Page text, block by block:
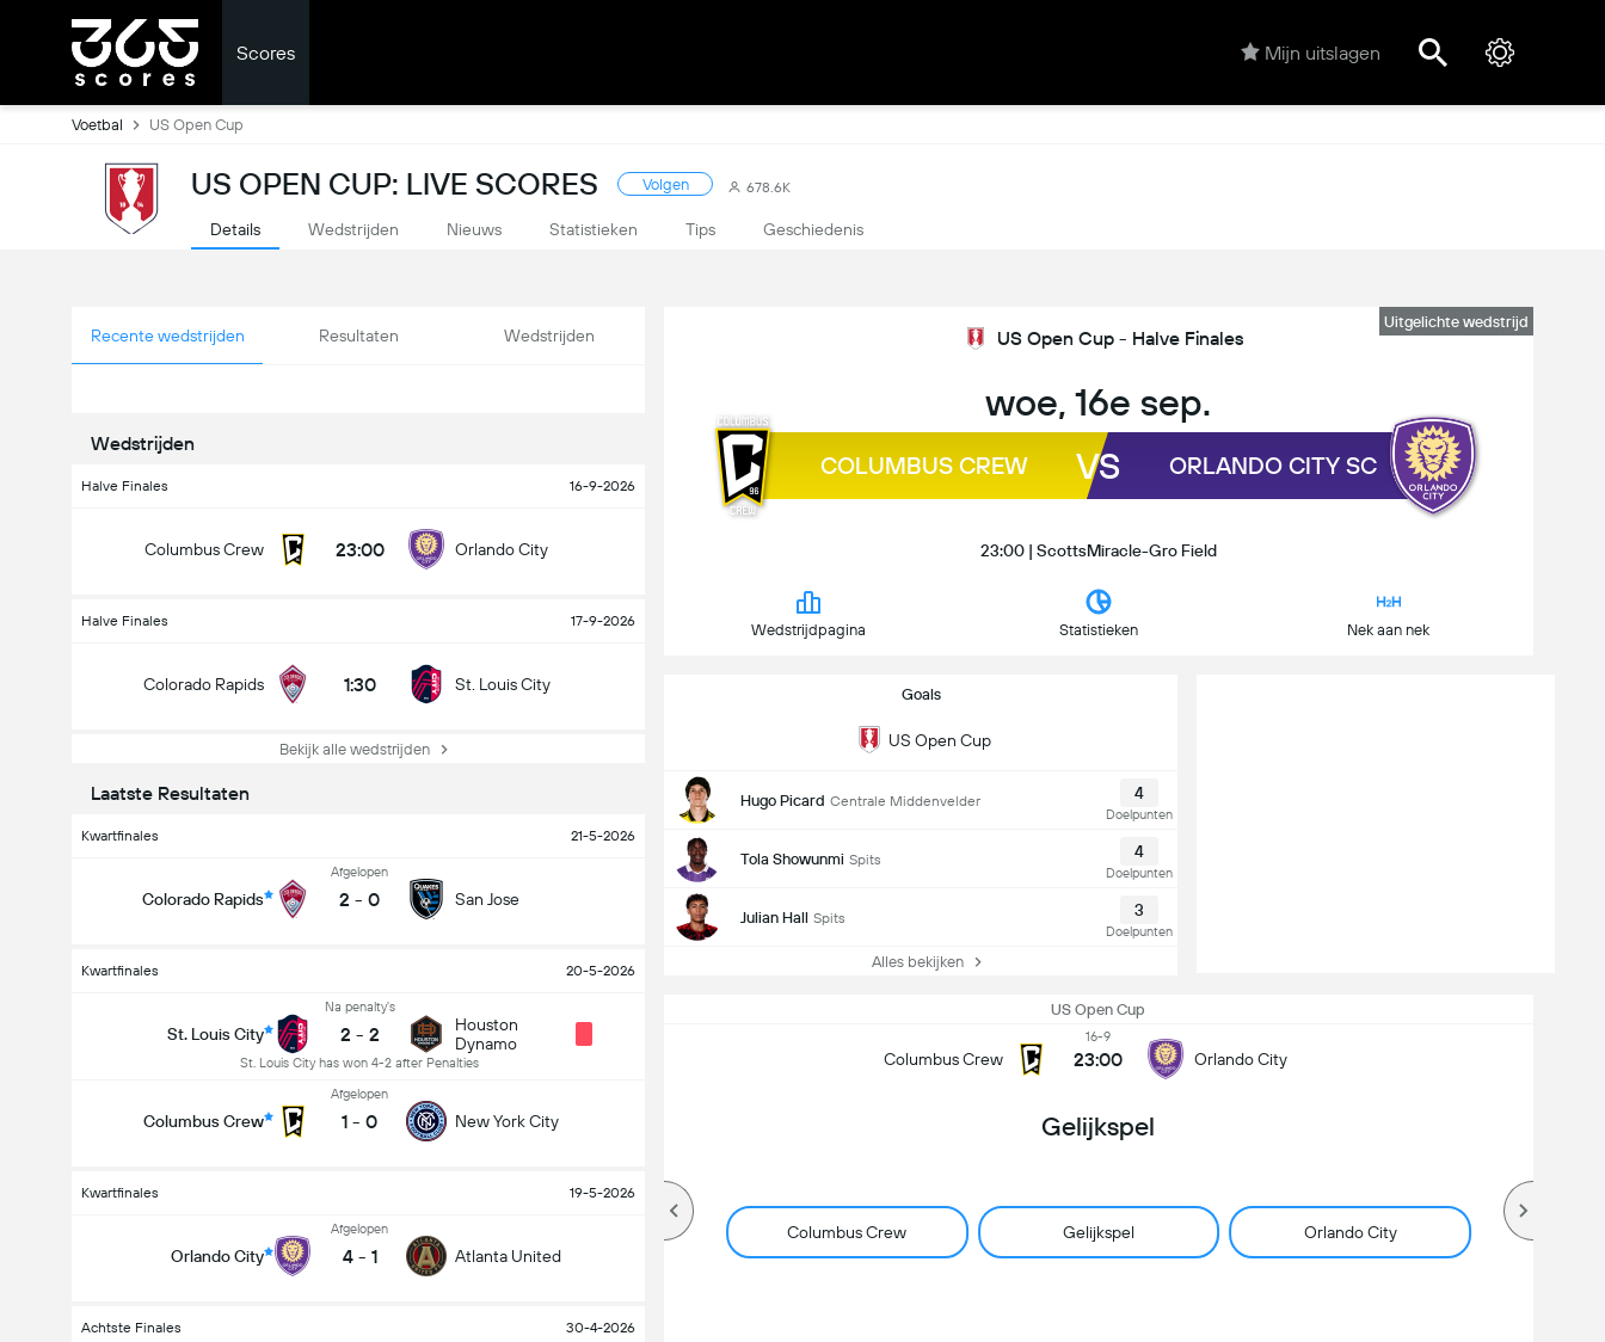
Scores Mijn uitslagen
Voetbal US Open Cup
US OPEN CUP: LIVE SCORES Volgen 678.6K
Details Wedstrijden Nieuws Statistieken Tips Geschiedenis
Recente wedstrijden Resultaten Wedstrijden
Wedstrijden
Halve Finales 16-9-2026
Columbus Crew 23:00 Orlando City
Halve Finales 17-9-2026
Colorado Rapids 1:30 St. Louis City
Bekijk alle wedstrijden
Laatste Resultaten
Kwartfinales 21-5-2026
Colorado Rapids
Afgelopen
2 - 0 San Jose
Kwartfinales 20-5-2026
St. Louis City
Na penalty's
2 - 2
St. Louis City has won 4-2 after Penalties
Houston
Dynamo
Columbus Crew
Afgelopen
1 - 0 New York City
Kwartfinales 19-5-2026
Orlando City
Afgelopen
4 - 1 Atlanta United
Achtste Finales 30-4-2026
Uitgelichte wedstrijd
US Open Cup - Halve Finales
woe, 16e sep.
COLUMBUS CREW VS ORLANDO CITY SC
23:00 | ScottsMiracle-Gro Field
Wedstrijdpagina Statistieken Nek aan nek
Goals
US Open Cup
Hugo Picard Centrale Middenvelder 4
Doelpunten
Tola Showunmi Spits 4
Doelpunten
Julian Hall Spits 3
Doelpunten
Alles bekijken
US Open Cup
Columbus Crew
16-9
23:00 Orlando City
Gelijkspel
Columbus Crew Gelijkspel Orlando City
17-9
1:30 St. Louis City
Gelijkspel